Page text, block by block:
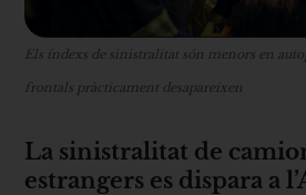
Els índexs de sinistralitat són menors en
frontals pràcticament desapareixen
La sinistralitat de
estrangers es dispara a